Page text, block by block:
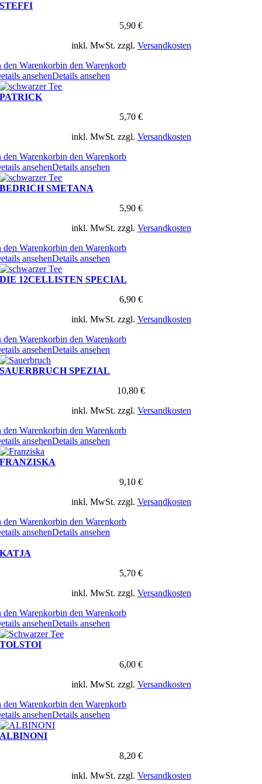
STEFFI
5,90 €
inkl. MwSt. zzgl. Versandkosten
den Warenkorbin den Warenkorb
ansehenDetails ansehen
PATRICK
5,70 €
inkl. MwSt. zzgl. Versandkosten
den Warenkorbin den Warenkorb
ansehenDetails ansehen
BEDRICH SMETANA
5,90 €
inkl. MwSt. zzgl. Versandkosten
den Warenkorbin den Warenkorb
ansehenDetails ansehen
DIE 12CELLISTEN SPECIAL
6,90 €
inkl. MwSt. zzgl. Versandkosten
den Warenkorbin den Warenkorb
ansehenDetails ansehen
SAUERBRUCH SPEZIAL
10,80 €
inkl. MwSt. zzgl. Versandkosten
den Warenkorbin den Warenkorb
ansehenDetails ansehen
FRANZISKA
9,10 €
inkl. MwSt. zzgl. Versandkosten
den Warenkorbin den Warenkorb
ansehenDetails ansehen
KATJA
5,70 €
inkl. MwSt. zzgl. Versandkosten
den Warenkorbin den Warenkorb
ansehenDetails ansehen
TOLSTOI
6,00 €
inkl. MwSt. zzgl. Versandkosten
den Warenkorbin den Warenkorb
ansehenDetails ansehen
ALBINONI
8,20 €
inkl. MwSt. zzgl. Versandkosten